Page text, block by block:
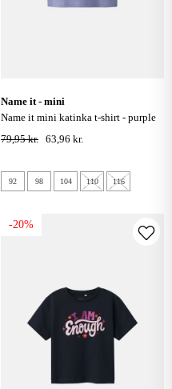
name it - mini
name it mini katinka t-shirt - purple
impression
79,95 kr. 63,96 kr.
92 98 104 110 116
-20%